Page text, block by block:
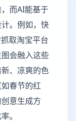
而AI能基于
。例如，快
取淘宝平台
会融入这些
、凉爽的色
春节的红
意生成方
。